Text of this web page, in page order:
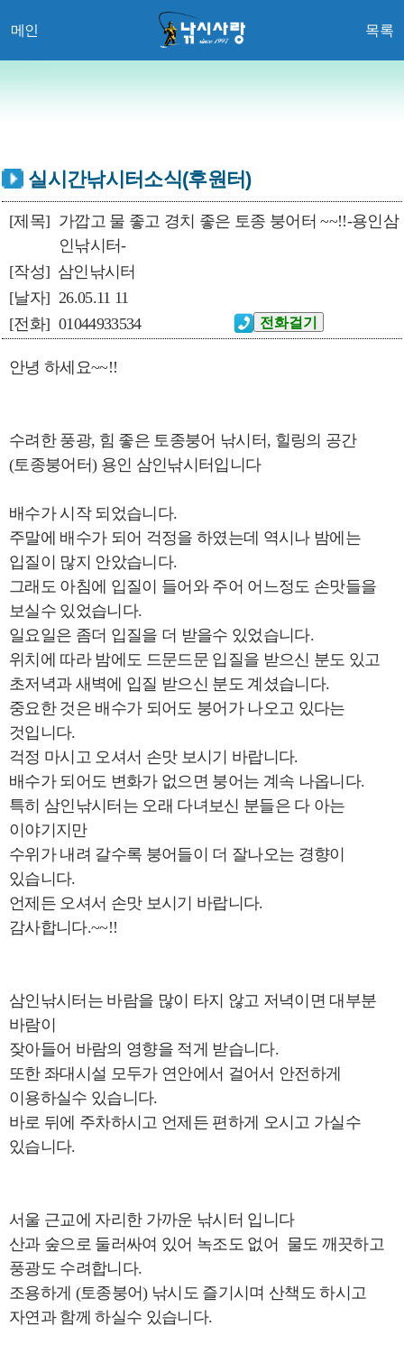
메인 목록
실시간낚시터소식(후원터)
[제목] 가깝고 물 좋고 경치 좋은 토종 붕어터 ~~!!-용인삼
인낚시터-
[작성] 삼인낚시터
[날자] 26.05.11 11
[전화] 01044933534
안녕 하세요~~!!
수려한 풍광, 힘 좋은 토종붕어 낚시터, 힐링의 공간
(토종붕어터) 용인 삼인낚시터입니다
배수가 시작 되었습니다.
주말에 배수가 되어 걱정을 하였는데 역시나 밤에는
입질이 많지 안았습니다.
그래도 아침에 입질이 들어와 주어 어느정도 손맛들을
보실수 있었습니다.
일요일은 좀더 입질을 더 받을수 있었습니다.
위치에 따라 밤에도 드문드문 입질을 받으신 분도 있고
초저녁과 새벽에 입질 받으신 분도 계셨습니다.
중요한 것은 배수가 되어도 붕어가 나오고 있다는
것입니다.
걱정 마시고 오셔서 손맛 보시기 바랍니다.
배수가 되어도 변화가 없으면 붕어는 계속 나옵니다.
특히 삼인낚시터는 오래 다녀보신 분들은 다 아는
이야기지만
수위가 내려 갈수록 붕어들이 더 잘나오는 경향이
있습니다.
언제든 오셔서 손맛 보시기 바랍니다.
감사합니다.~~!!
삼인낚시터는 바람을 많이 타지 않고 저녁이면 대부분
바람이
잦아들어 바람의 영향을 적게 받습니다.
또한 좌대시설 모두가 연안에서 걸어서 안전하게
이용하실수 있습니다.
바로 뒤에 주차하시고 언제든 편하게 오시고 가실수
있습니다.
서울 근교에 자리한 가까운 낚시터 입니다
산과 숲으로 둘러싸여 있어 녹조도 없어 물도 깨끗하고
풍광도 수려합니다.
조용하게 (토종붕어) 낚시도 즐기시며 산책도 하시고
자연과 함께 하실수 있습니다.